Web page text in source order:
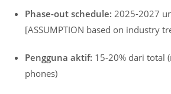
Phase-out schedule: 2025-2027
[ASSUMPTION based on industry
Pengguna aktif: 15-20% dari total
phones)